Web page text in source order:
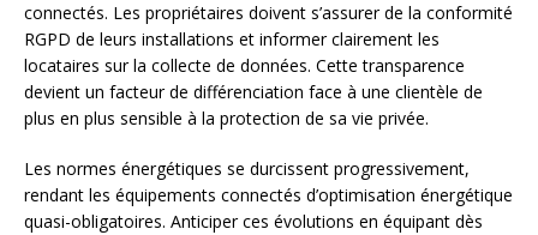
connectés. Les propriétaires doivent s’assurer de la conformité
RGPD de leurs installations et informer clairement les
locataires sur la collecte de données. Cette transparence
devient un facteur de différenciation face à une clientèle de
plus en plus sensible à la protection de sa vie privée.
Les normes énergétiques se durcissent progressivement,
rendant les équipements connectés d’optimisation énergétique
quasi-obligatoires. Anticiper ces évolutions en équipant dès